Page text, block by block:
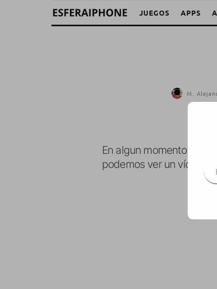
JUEGOS APPS
M.
En algun momento de
podemos ver un vídeo